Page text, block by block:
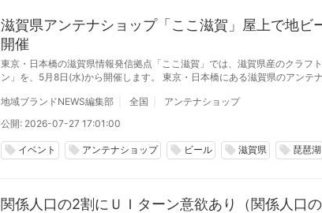
滋賀県アンテナショップ「ここ滋賀」屋上で地ビ
開催
東京・日本橋の滋賀県情報発信拠点「ここ滋賀」では、滋賀県産のクラフ
ン」を、5月8日(水)から開催します。 東京・日本橋にある滋賀県のアンテナショップ「ここ滋賀」では、滋賀の美味を楽しむビアガーデ
地域ブランドNEWS編集部
全国
アンテナショップ
公開: 2026-07-27 17:01:00
local_offer イベント local_offer アンテナショップ local_offer ビール local_offer 滋賀県 local_offer 琵琶湖
関係人口の2割にＵＩターン意欲あり（関係人